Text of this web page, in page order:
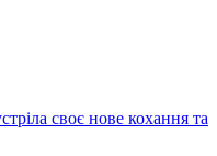
своє нове кохання та